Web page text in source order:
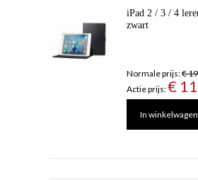
iPad 2 / 3 / 4
zwart
Normale prijs:€
Actie prijs:€
In winkelwagen